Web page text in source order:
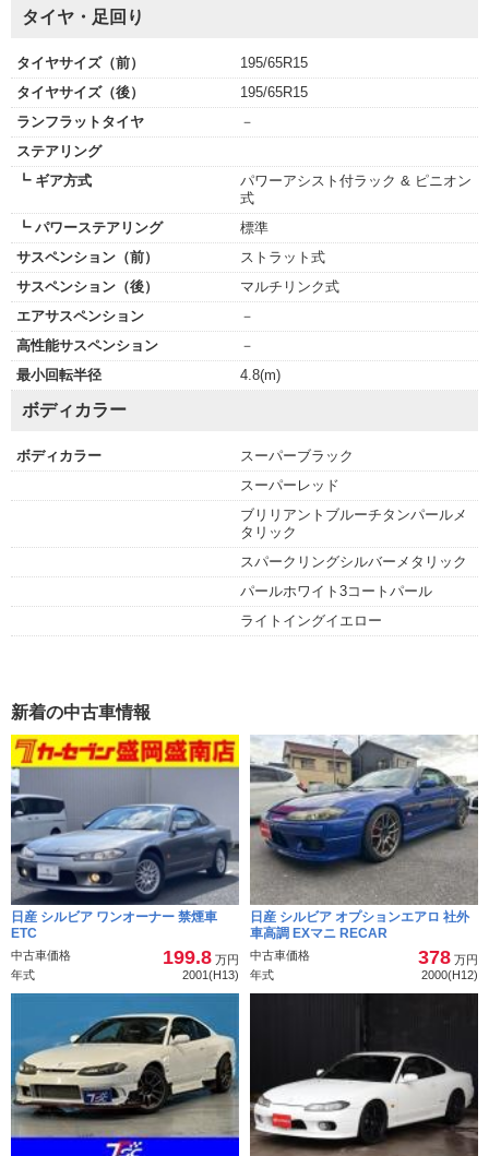
タイヤ・足回り
タイヤサイズ（前）
195/65R15
タイヤサイズ（後）
195/65R15
ランフラットタイヤ
－
ステアリング
┗ ギア方式
パワーアシスト付ラック & ピニオン
式
┗ パワーステアリング
標準
サスペンション（前）
ストラット式
サスペンション（後）
マルチリンク式
エアサスペンション
－
高性能サスペンション
－
最小回転半径
4.8(m)
ボディカラー
ボディカラー
スーパーブラック
スーパーレッド
ブリリアントブルーチタンパールメ
タリック
スパークリングシルバーメタリック
パールホワイト3コートパール
ライトイングイエロー
新着の中古車情報
日産 シルビア ワンオーナー 禁煙車
ETC
中古車価格 199.8 万円
年式
2001(H13)
日産 シルビア オプションエアロ 社外
車高調 EXマニ RECAR
中古車価格 378 万円
年式
2000(H12)